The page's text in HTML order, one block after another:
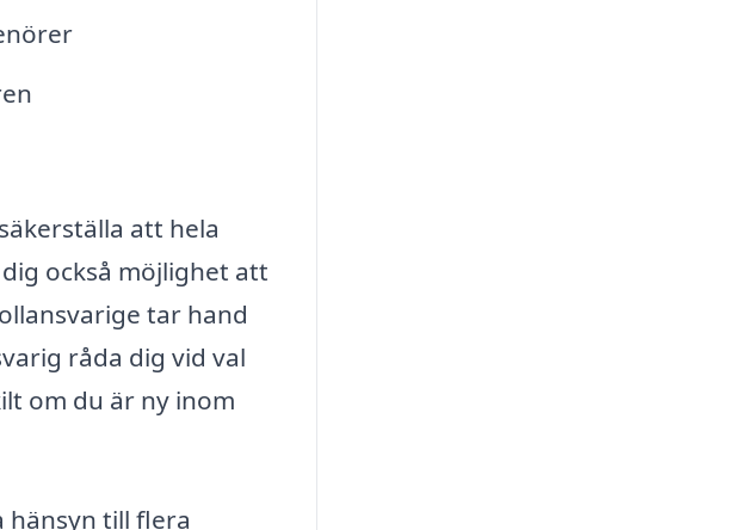
att hela
också möjlighet att
tar hand
råda dig vid val
om du är ny inom
till flera